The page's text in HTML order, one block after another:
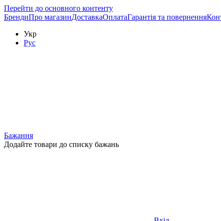
Перейти до основного контенту
БрендиПро магазинДоставкаОплатаГарантія та повернення
Укр
Рус
Бажання
Додайте товари до списку бажань